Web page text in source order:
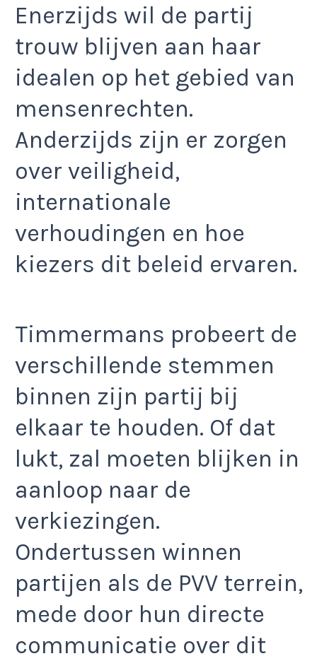
Enerzijds wil de partij
trouw blijven aan haar
idealen op het gebied van
mensenrechten.
Anderzijds zijn er zorgen
over veiligheid,
internationale
verhoudingen en hoe
kiezers dit beleid ervaren.
Timmermans probeert de
verschillende stemmen
binnen zijn partij bij
elkaar te houden. Of dat
lukt, zal moeten blijken in
aanloop naar de
verkiezingen.
Ondertussen winnen
partijen als de PVV terrein,
mede door hun directe
communicatie over dit